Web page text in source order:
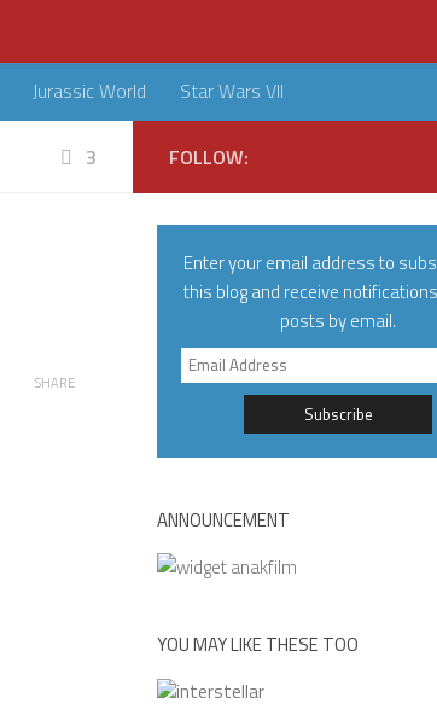
Jurassic World Star Wars VII
3
SHARE
FOLLOW:
Enter your email address to
this blog and receive
posts by email.
Email
Address
ANNOUNCEMENT
YOU MAY LIKE THESE TOO